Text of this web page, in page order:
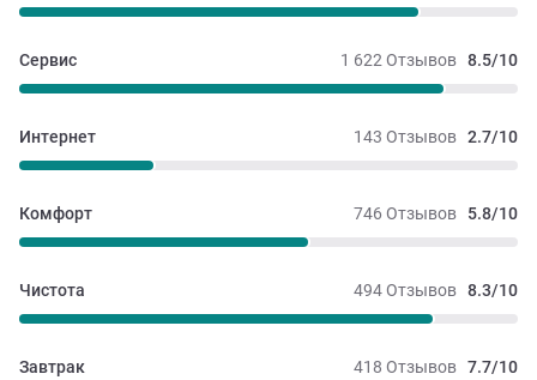
1 622 Отзывов 8.5/10
Сервис
143 Отзывов 2.7/10
Интернет
746 Отзывов 5.8/10
Комфорт
494 Отзывов 8.3/10
Чистота
418 Отзывов 7.7/10
Завтрак